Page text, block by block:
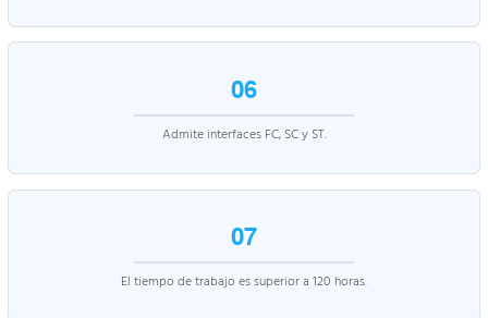
06
Admite interfaces FC, SC y ST.
07
El tiempo de trabajo es superior a 120 horas.